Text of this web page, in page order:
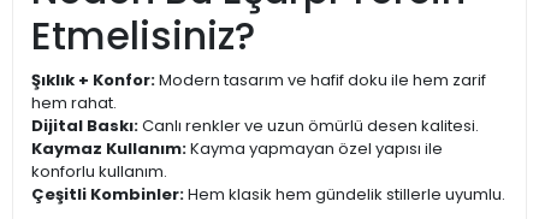
Etmelisiniz?
Şıklık + Konfor:Modern tasarım ve hafif doku ile hem zarif
hem rahat.
Dijital Baskı:Canlı renkler ve uzun ömürlü desen kalitesi.
Kaymaz Kullanım:Kayma yapmayan özel yapısı ile
konforlu kullanım.
Çeşitli Kombinler:Hem klasik hem gündelik stillerle uyumlu.